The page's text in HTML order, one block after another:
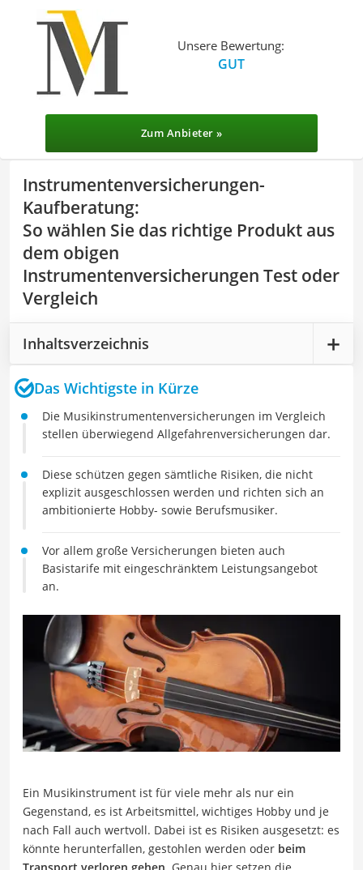
Unsere Bewertung:
GUT
Zum Anbieter »
Instrumentenversicherungen-
Kaufberatung:
So wählen Sie das richtige Produkt aus
dem obigen
Instrumentenversicherungen Test oder
Vergleich
Inhaltsverzeichnis
Das Wichtigste in Kürze
Die Musikinstrumentenversicherungen im Vergleich
stellen überwiegend Allgefahrenversicherungen dar.
Diese schützen gegen sämtliche Risiken, die nicht
explizit ausgeschlossen werden und richten sich an
ambitionierte Hobby- sowie Berufsmusiker.
Vor allem große Versicherungen bieten auch
Basistarife mit eingeschränktem Leistungsangebot
an.
Ein Musikinstrument ist für viele mehr als nur ein
Gegenstand, es ist Arbeitsmittel, wichtiges Hobby und je
nach Fall auch wertvoll. Dabei ist es Risiken ausgesetzt: es
könnte herunterfallen, gestohlen werden oder beim
Transport verloren gehen . Genau hier setzen die